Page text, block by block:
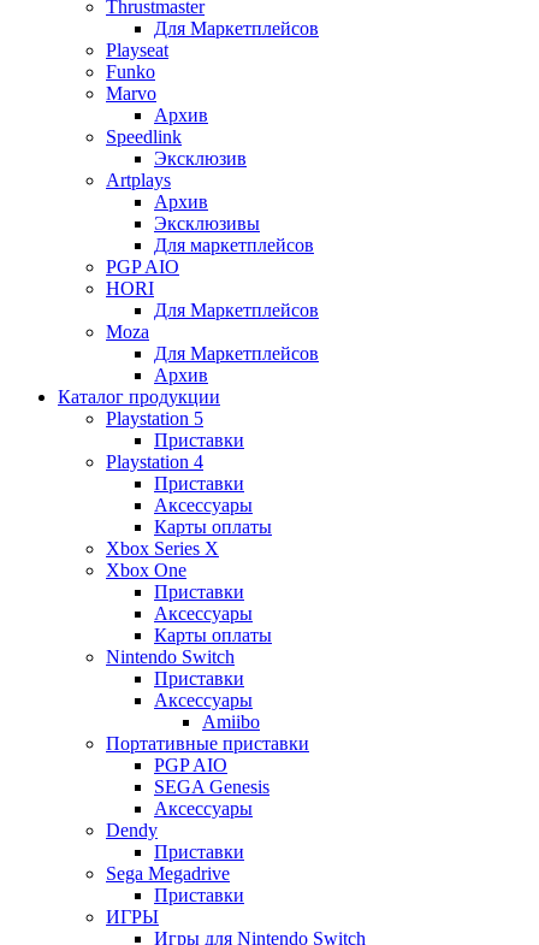
Thrustmaster
Для Маркетплейсов
Playseat
Funko
Marvo
Архив
Speedlink
Эксклюзив
Artplays
Архив
Эксклюзивы
Для маркетплейсов
PGP AIO
HORI
Для Маркетплейсов
Moza
Для Маркетплейсов
Архив
Каталог продукции
Playstation 5
Приставки
Playstation 4
Приставки
Аксессуары
Карты оплаты
Xbox Series X
Xbox One
Приставки
Аксессуары
Карты оплаты
Nintendo Switch
Приставки
Аксессуары
Amiibo
Портативные приставки
PGP AIO
SEGA Genesis
Аксессуары
Dendy
Приставки
Sega Megadrive
Приставки
ИГРЫ
Игры для Nintendo Switch